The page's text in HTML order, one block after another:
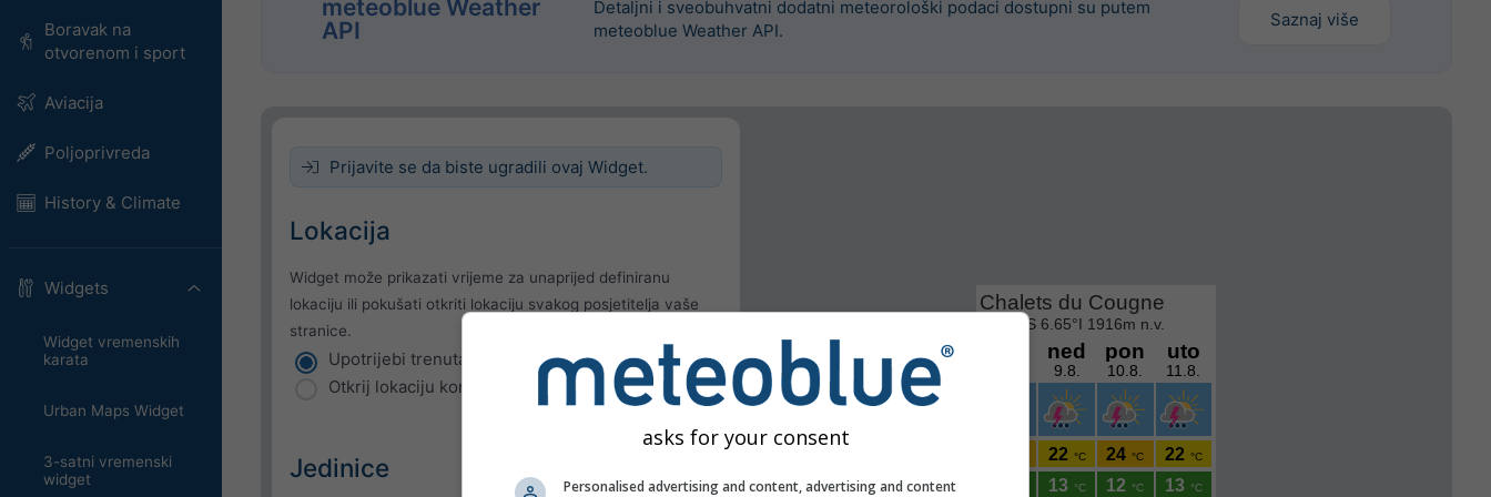
Boravak na
otvorenom i sport
Aviacija
Poljoprivreda
History & Climate
Widgets
Widget vremenskih
karata
Urban Maps Widget
3-satni vremenski
widget
meteoblue Weather
API
Detaljni i sveobuhvatni dodatni meteorološki podaci dostupni su putem
meteoblue Weather API.
Saznaj više
Prijavite se da biste ugradili ovaj Widget.
Lokacija
Widget može prikazati vrijeme za unaprijed definiranu
lokaciju ili pokušati otkriti lokaciju svakog posjetitelja vaše
stranice.
Upotrijebi trenutačnu lokaciju
Otkrij lokaciju korisnika
Jedinice
asks for your consent
Personalised advertising and content, advertising and content